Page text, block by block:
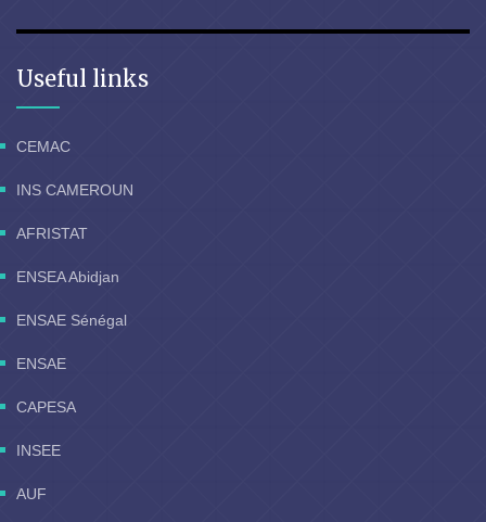
Useful links
CEMAC
INS CAMEROUN
AFRISTAT
ENSEA Abidjan
ENSAE Sénégal
ENSAE
CAPESA
INSEE
AUF